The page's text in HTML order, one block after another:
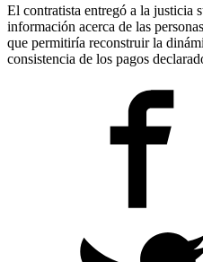
El contratista entregó a la justicia
información acerca de las
que permitiría reconstruir la
consistencia de los pagos